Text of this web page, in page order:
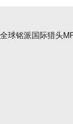
全球铭派国际猎头